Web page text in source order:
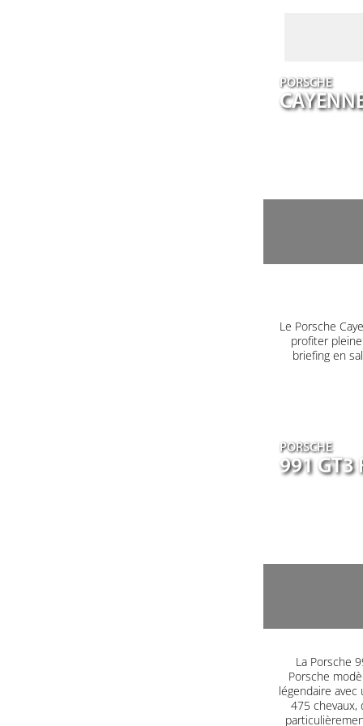
PORSCHE
Le Porsche
profiter
briefing en
PORSCHE
991 GT3
La Porsche
Porsche
légendaire
475